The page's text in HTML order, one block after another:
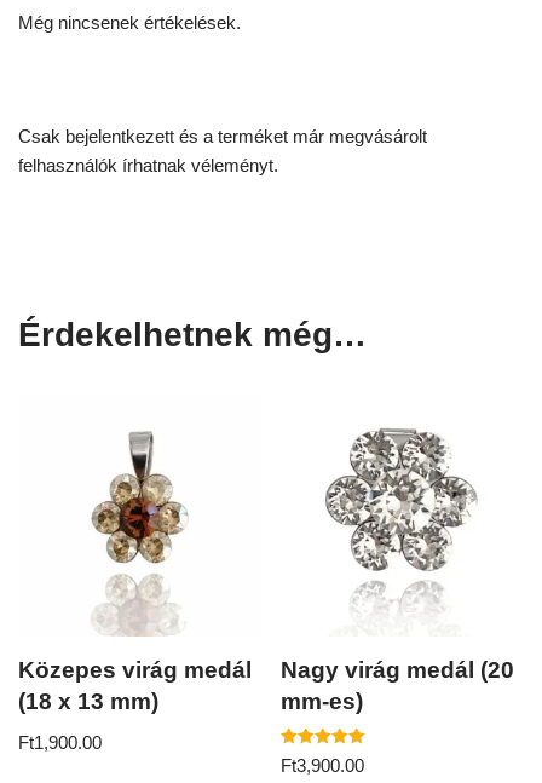
Még nincsenek értékelések.
Csak bejelentkezett és a terméket már megvásárolt
felhasználók írhatnak véleményt.
Érdekelhetnek még…
Közepes virág medál
(18 x 13 mm)
Ft1,900.00
Nagy virág medál (20
mm-es)
Értékelés:
5.00
Ft3,900.00